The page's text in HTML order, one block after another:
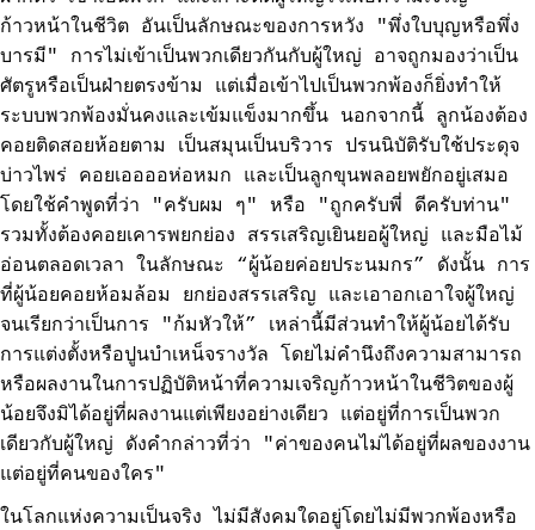
ก้าวหน้าในชีวิต อันเป็นลักษณะของการหวัง "พึ่งใบบุญหรือพึ่ง
บารมี" การไม่เข้าเป็นพวกเดียวกันกับผู้ใหญ่ อาจถูกมองว่าเป็น
ศัตรูหรือเป็นฝ่ายตรงข้าม แต่เมื่อเข้าไปเป็นพวกพ้องก็ยิ่งทำให้
ระบบพวกพ้องมั่นคงและเข้มแข็งมากขึ้น นอกจากนี้ ลูกน้องต้อง
คอยติดสอยห้อยตาม เป็นสมุนเป็นบริวาร ปรนนิบัติรับใช้ประดุจ
บ่าวไพร่ คอยเออออห่อหมก และเป็นลูกขุนพลอยพยักอยู่เสมอ
โดยใช้คำพูดที่ว่า "ครับผม ๆ" หรือ "ถูกครับพี่ ดีครับท่าน"
รวมทั้งต้องคอยเคารพยกย่อง สรรเสริญเยินยอผู้ใหญ่ และมือไม้
อ่อนตลอดเวลา ในลักษณะ “ผู้น้อยค่อยประนมกร” ดังนั้น การ
ที่ผู้น้อยคอยห้อมล้อม ยกย่องสรรเสริญ และเอาอกเอาใจผู้ใหญ่
จนเรียกว่าเป็นการ "ก้มหัวให้” เหล่านี้มีส่วนทำให้ผู้น้อยได้รับ
การแต่งตั้งหรือปูนบำเหน็จรางวัล โดยไม่คำนึงถึงความสามารถ
หรือผลงานในการปฏิบัติหน้าที่ความเจริญก้าวหน้าในชีวิตของผู้
น้อยจึงมิได้อยู่ที่ผลงานแต่เพียงอย่างเดียว แต่อยู่ที่การเป็นพวก
เดียวกับผู้ใหญ่ ดังคำกล่าวที่ว่า "ค่าของคนไม่ได้อยู่ที่ผลของงาน
แต่อยู่ที่คนของใคร"
ในโลกแห่งความเป็นจริง ไม่มีสังคมใดอยู่โดยไม่มีพวกพ้องหรือ